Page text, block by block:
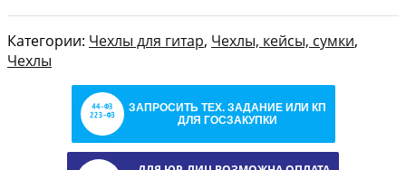
Категории: Чехлы для гитар, Чехлы, кейсы, сумки,
Чехлы
ЗАПРОСИТЬ ТЕХ. ЗАДАНИЕ ИЛИ КП
ДЛЯ ГОСЗАКУПКИ